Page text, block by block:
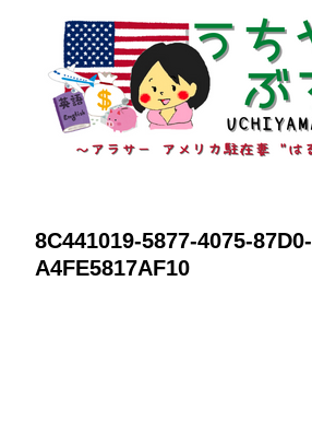
8C441019-5877-4075-87D0-
A4FE5817AF10